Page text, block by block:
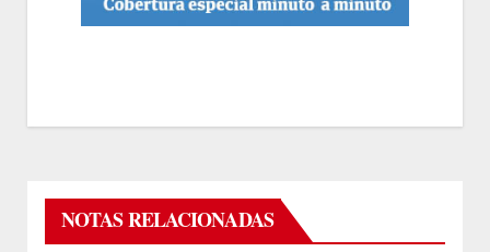
NOTAS RELACIONADAS